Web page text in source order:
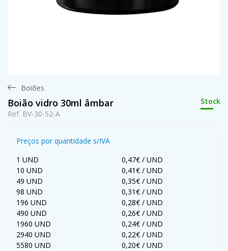
Boiões
Boião vidro 30ml âmbar
Stock
Ref. BV-30-52-A
Preços por quantidade s/IVA
1 UND
0,47€ / UND
10 UND
0,41€ / UND
49 UND
0,35€ / UND
98 UND
0,31€ / UND
196 UND
0,28€ / UND
490 UND
0,26€ / UND
1960 UND
0,24€ / UND
2940 UND
0,22€ / UND
5580 UND
0,20€ / UND